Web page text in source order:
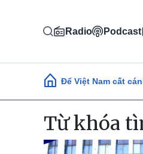
Radio Podcast
Main Để Việt Nam cất
Từ khóa